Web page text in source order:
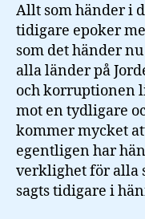
Allt som händer i
tidigare epoker
som det händer
alla länder på
och korruptionen
mot en tydligare
kommer mycket
egentligen har
verklighet för alla
sagts tidigare i